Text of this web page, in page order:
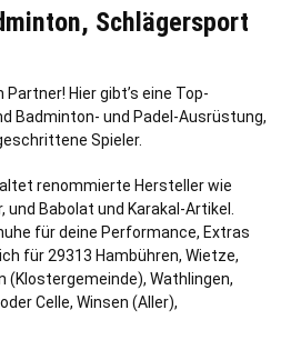
Schlägersport
Hier gibt’s eine Top-
Badminton- und Padel-Ausrüstung,
Spieler.
renommierte Hersteller wie
und Babolat und Karakal-Artikel.
für deine Performance, Extras
für 29313 Hambühren, Wietze,
(Klostergemeinde), Wathlingen,
Celle, Winsen (Aller),